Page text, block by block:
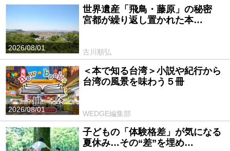
2026/08/01
世界遺産「飛鳥・藤原」の秘密
宮都が繰り返し置かれた本…
古川順弘
2026/08/01
＜本で知る台湾＞小説や紀行から
台湾の風景を味わう５冊
WEDGE編集部
子どもの「体験格差」が気になる
夏休み…その“差”を埋め…